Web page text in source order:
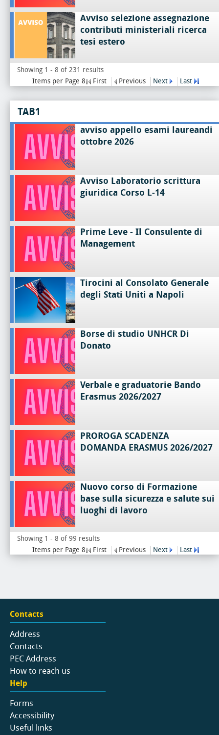
Avviso selezione assegnazione
contributi ministeriali ricerca
tesi estero
Showing 1 - 8 of 231 results
Items per Page 8
First Previous Next Last
TAB1
avviso appello esami laureandi
ottobre 2026
Avviso Laboratorio scrittura
giuridica Corso L-14
Prime Leve - Il Consulente di
Management
Tirocini al Consolato Generale
degli Stati Uniti a Napoli
Borse di studio UNHCR Di
Donato
Verbale e graduatorie Bando
Erasmus 2026/2027
PROROGA SCADENZA
DOMANDA ERASMUS 2026/2027
Nuovo corso di Formazione
base sulla sicurezza e salute sui
luoghi di lavoro
Showing 1 - 8 of 99 results
Items per Page 8
First Previous Next Last
Contacts
Address
Contacts
PEC Address
How to reach us
Help
Forms
Accessibility
Useful links